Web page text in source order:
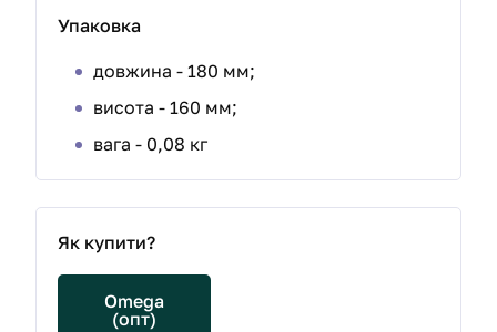
Упаковка
довжина - 180 мм;
висота - 160 мм;
вага - 0,08 кг
Як купити?
Omega
(опт)